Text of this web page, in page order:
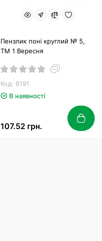
Пензлик поні круглий № 5,
ТМ 1 Вересня
Код: 8191
В наявності
107.52 грн.